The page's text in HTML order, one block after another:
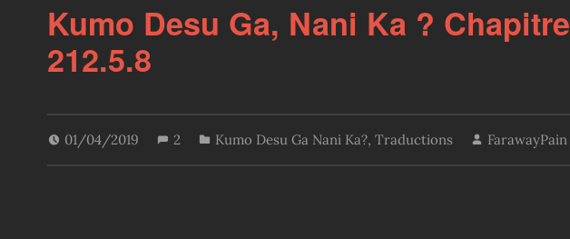
Kumo Desu Ga, Nani Ka ? Chapitre
212.5.8
01/04/2019 2 Kumo Desu Ga Nani Ka?, Traductions FarawayPain